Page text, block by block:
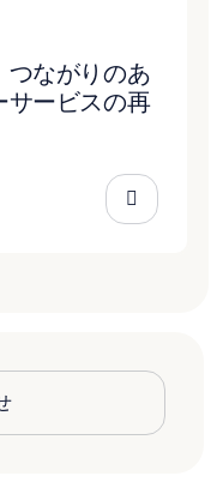
つながりのあ
サービスの再